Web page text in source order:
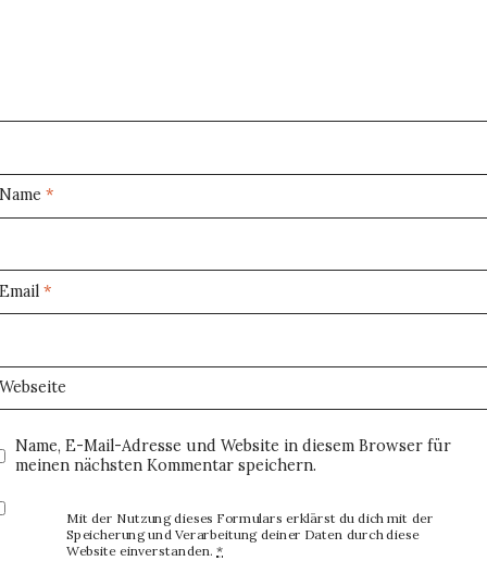
Name*
Email*
Webseite
Name, E-Mail-Adresse und Website in diesem Browser für
meinen nächsten Kommentar speichern.
Mit der Nutzung dieses Formulars erklärst du dich mit der
Speicherung und Verarbeitung deiner Daten durch diese
Website einverstanden.*